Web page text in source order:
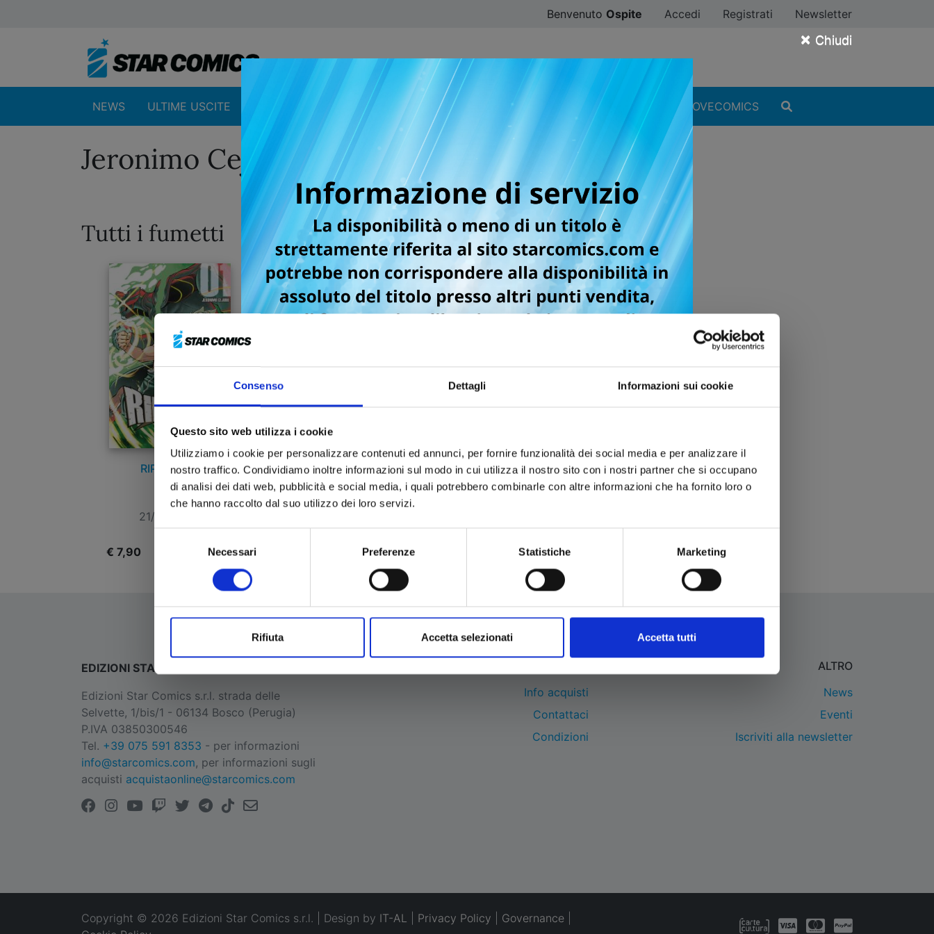
Consenso Dettagli Informazioni sui cookie
Questo sito web utilizza i cookie
Utilizziamo i cookie per personalizzare contenuti ed annunci, per fornire funzionalità dei social media e per analizzare il
nostro traffico. Condividiamo inoltre informazioni sul modo in cui utilizza il nostro sito con i nostri partner che si occupano
di analisi dei dati web, pubblicità e social media, i quali potrebbero combinarle con altre informazioni che ha fornito loro o
che hanno raccolto dal suo utilizzo dei loro servizi.
Necessari Preferenze Statistiche Marketing
Rifiuta Accetta selezionati Accetta tutti
× Chiudi
Benvenuto Ospite Accedi Registrati Newsletter
NEWS ULTIME USCITE CATALOGO SFOGLIA ONLINE DIGISTAR #ILOVEMANGA #ILOVECOMICS
Jeronimo Cejudo
Tutti i fumetti
RIPPER n. 1
21/04/2026
€ 7,90
EDIZIONI STAR COMICS
Edizioni Star Comics s.r.l. strada delle
Selvette, 1/bis/1 - 06134 Bosco (Perugia)
P.IVA 03850300546
Tel. +39 075 591 8353 - per informazioni
info@starcomics.com, per informazioni sugli
acquisti acquistaonline@starcomics.com
Info acquisti
Contattaci
Condizioni
ALTRO
News
Eventi
Iscriviti alla newsletter
Copyright © 2026 Edizioni Star Comics s.r.l. | Design by IT-AL Privacy Policy Governance